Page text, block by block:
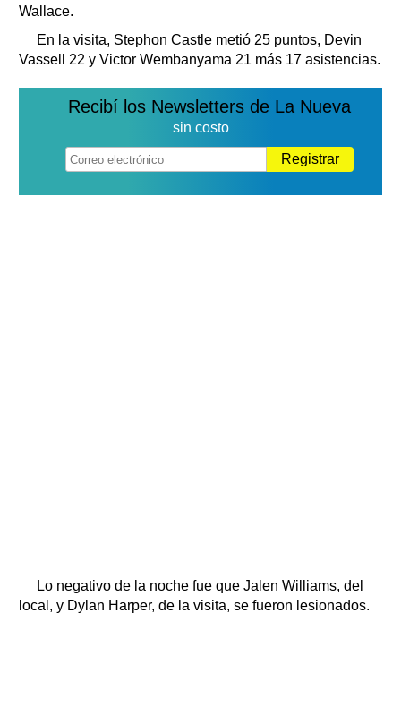
Wallace.
En la visita, Stephon Castle metió 25 puntos, Devin
Vassell 22 y Victor Wembanyama 21 más 17 asistencias.
Recibí los Newsletters de La Nueva
sin costo
Registrar
Lo negativo de la noche fue que Jalen Williams, del
local, y Dylan Harper, de la visita, se fueron lesionados.